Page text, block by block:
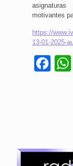
motivantes
https://
13-01-2025-